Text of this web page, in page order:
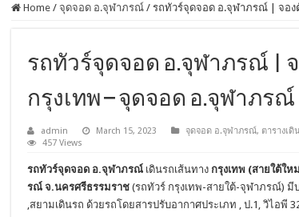
Home / จุดจอด อ.จุฬาภรณ์ / รถทัวร์จุดจอด อ.จุฬาภรณ์ | จอง
รถทัวร์จุดจอด อ.จุฬาภรณ์ |
กรุงเทพ – จุดจอด อ.จุฬาภรณ์
admin March 15, 2023 จุดจอด อ.จุฬาภรณ์, ตารางเดิ
457 Views
รถทัวร์จุดจอด อ.จุฬาภรณ์เดินรถเส้นทาง กรุงเทพ (สายใต้ใ
รณ์ จ.นครศรีธรรมราช(รถทัวร์ กรุงเทพ-สายใต้-จุฬาภรณ์) มี
,สยามเดินรถ ด้วยรถโดยสารปรับอากาศประเภท , ป.1, วิไอพี